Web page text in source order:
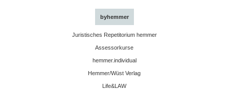
byhemmer
Juristisches Repetitorium hemmer
Assessorkurse
hemmer.individual
Hemmer/Wüst Verlag
Life&LAW